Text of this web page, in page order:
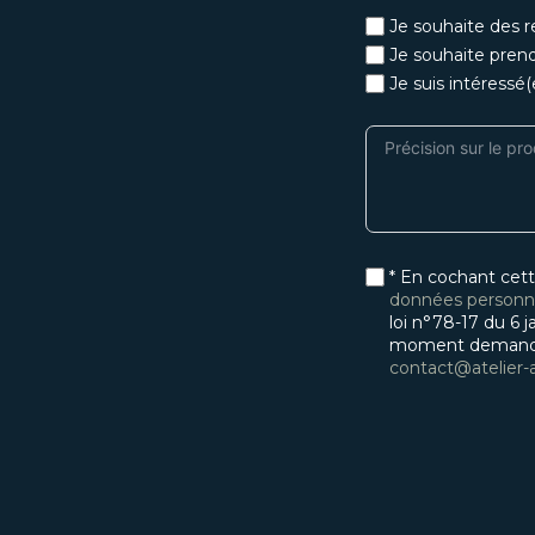
Je souhaite des
Je souhaite
Je suis
* En cochant
données
loi n°78-17 du 6
moment
contact@atelier-